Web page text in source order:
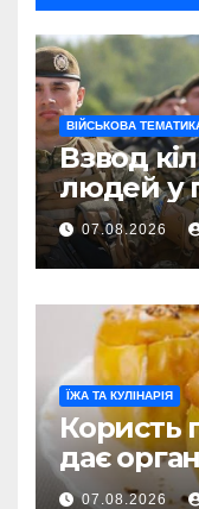
ВІЙСЬКОВА
Взвод
людей у
07.08.2026
ЇЖА ТА КУЛІНАРІЯ
Користь
дає
07.08.2026